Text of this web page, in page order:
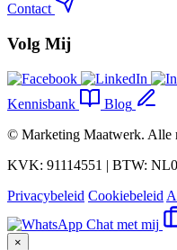
Contact
Volg Mij
Kennisbank
Blog
© Marketing Maatwerk. Alle
KVK: 91114551 | BTW:
Privacybeleid Cookiebeleid
Chat met mij
×